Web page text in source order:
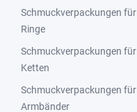
Schmuckverpackungen für
Ringe
Schmuckverpackungen für
Ketten
Schmuckverpackungen für
Armbänder